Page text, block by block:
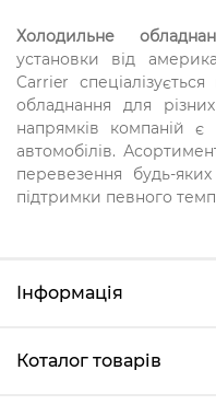
Холодильне
установки від
Carrier
обладнання для
напрямків компаній
автомобілів.
перевезення будь-
підтримки певного
Інформація
Коталог товарів